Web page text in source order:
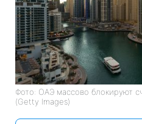
Фото: ОАЭ массово блокируют
(Getty Images)